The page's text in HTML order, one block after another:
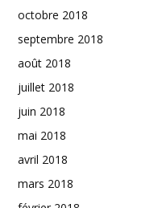
octobre 2018
septembre 2018
août 2018
juillet 2018
juin 2018
mai 2018
avril 2018
mars 2018